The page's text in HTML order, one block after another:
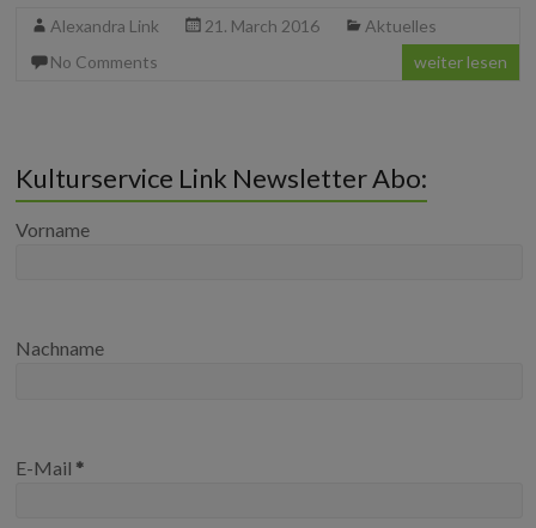
c
e
b
o
t
e
b
r
k
d
G
Alexandra Link 21. March 2016
Aktuelles
No Comments
weiter lesen
Kulturservice Link Newsletter Abo:
Vorname
Nachname
E-Mail *